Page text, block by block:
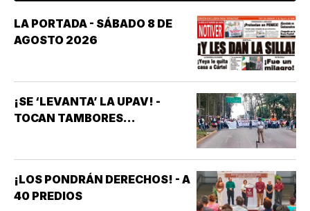
LA PORTADA - SÁBADO 8 DE
AGOSTO 2026
¡SE ‘LEVANTA’ LA UPAV! -
TOCAN TAMBORES...
¡LOS PONDRÁN DERECHOS! - A
40 PREDIOS